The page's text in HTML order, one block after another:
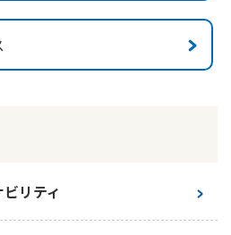
ト
まへ
ての取り組み
／ソーシャルメディア
リティ